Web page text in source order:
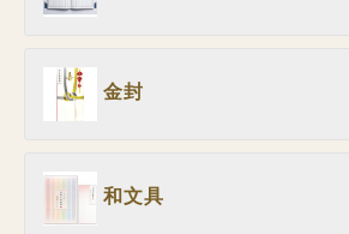
金封
和文具